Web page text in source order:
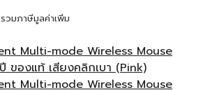
รวมภาษีมูลค่าเพิ่ม